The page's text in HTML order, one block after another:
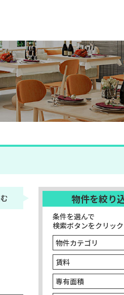
物件を絞り
条件を選んで
検索ボタンをクリック
物件カテゴリ
賃料
専有面積